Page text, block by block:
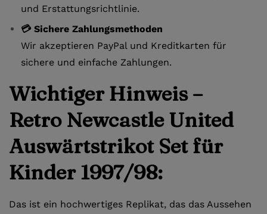
und Erstattungsrichtlinie.
💳 Sichere Zahlungsmethoden
Wir akzeptieren PayPal und Kreditkarten für
sichere und einfache Zahlungen.
Wichtiger Hinweis –
Retro Newcastle United
Auswärtstrikot Set für
Kinder 1997/98:
Das ist ein hochwertiges Replikat, das das Aussehen